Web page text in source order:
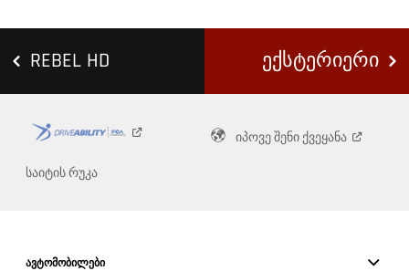
REBEL HD ᲔᲥᲡᲢᲔᲠᲘᲔᲠᲘ
იპოვე შენიქვეყანა
საიტის რუკა
ᲐᲕᲢᲝᲛᲝᲑᲘᲚᲔᲑᲘ